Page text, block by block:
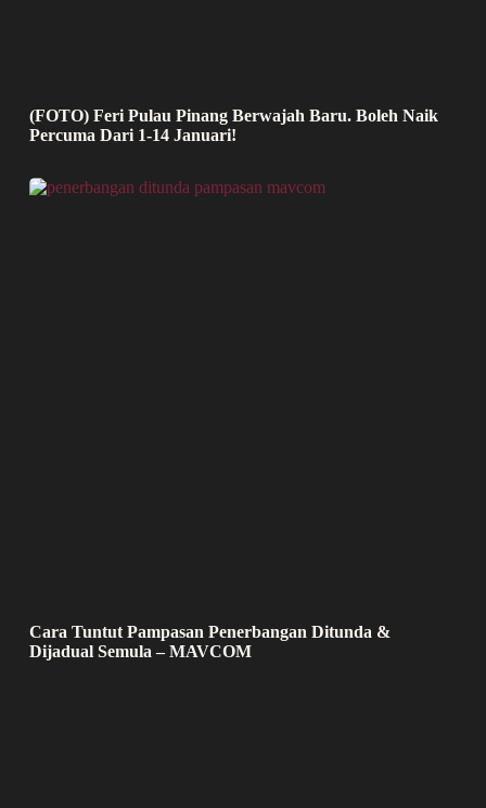
(FOTO) Feri Pulau Pinang Berwajah Baru. Boleh Naik
Percuma Dari 1-14 Januari!
Cara Tuntut Pampasan Penerbangan Ditunda &
Dijadual Semula – MAVCOM